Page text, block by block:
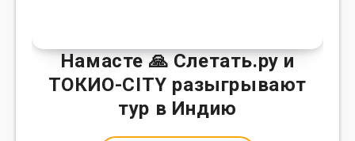
Намасте 🙏 Слетать.ру и
ТОКИО-CITY разыгрывают
тур в Индию